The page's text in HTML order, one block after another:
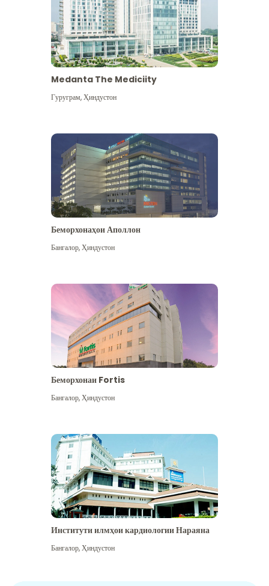
Бештар дидан
Medanta The Mediciity
Гуруграм,Ҳиндустон
Беморхонаҳои Аполлон
Бангалор,Ҳиндустон
Беморхонаи Fortis
Бангалор,Ҳиндустон
Институти илмҳои кардиологии Нараяна
Бангалор,Ҳиндустон